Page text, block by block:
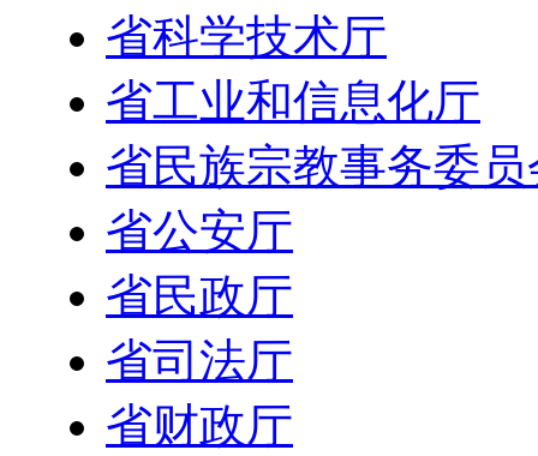
省科学技术厅
省工业和信息化厅
省民族宗教事务委员
省公安厅
省民政厅
省司法厅
省财政厅